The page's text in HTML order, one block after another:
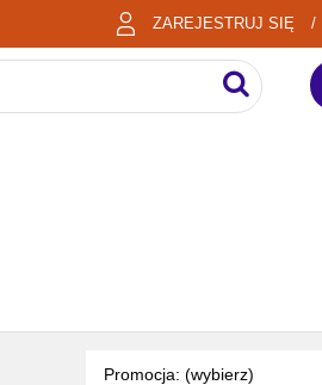
ZAREJESTRUJ SIĘ
Promocja: (wybierz)